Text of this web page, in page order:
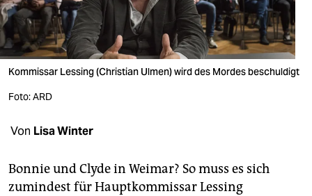
wahrheit
verlag
verlag
veranstaltungen
unterstützen
Kommissar Lessing (Christian Ulmen) wird des Mordes beschuldigt
Foto: ARD
Von Lisa Winter
Bonnie und Clyde in Weimar? So muss es sich
zumindest für Hauptkommissar Lessing